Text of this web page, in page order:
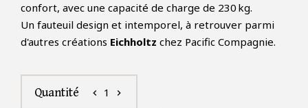
confort, avec une capacité de charge de 230 kg.
Un fauteuil design et intemporel, à retrouver parmi
d'autres créations Eichholtz chez Pacific Compagnie.
Quantité chevron_left 1 chevron_right